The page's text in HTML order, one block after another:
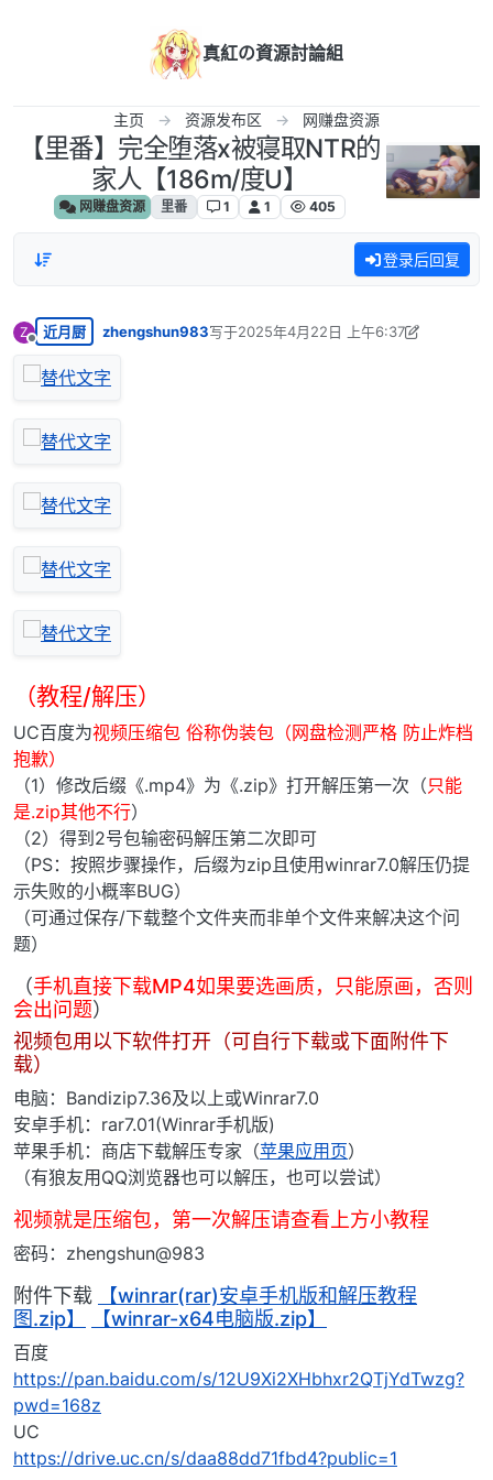
真紅の資源討論組
主页 资源发布区 网赚盘资源
【里番】完全堕落x被寝取NTR的
家人【186m/度U】
网赚盘资源 里番 1 1 405
登录后回复
Z
离线
近月厨 zhengshun983写于2025年4月22日 上午6:37
最后由 zhengshun983 编辑2025年4月22
（教程/解压）
UC百度为视频压缩包 俗称伪装包（网盘检测严格 防止炸档
抱歉）
（1）修改后缀《.mp4》为《.zip》打开解压第一次（只能
是.zip其他不行）
（2）得到2号包输密码解压第二次即可
（PS：按照步骤操作，后缀为zip且使用winrar7.0解压仍提
示失败的小概率BUG）
（可通过保存/下载整个文件夹而非单个文件来解决这个问
题）
（手机直接下载MP4如果要选画质，只能原画，否则
会出问题）
视频包用以下软件打开（可自行下载或下面附件下
载）
电脑：Bandizip7.36及以上或Winrar7.0
安卓手机：rar7.01(Winrar手机版)
苹果手机：商店下载解压专家（苹果应用页）
（有狼友用QQ浏览器也可以解压，也可以尝试）
视频就是压缩包，第一次解压请查看上方小教程
密码：zhengshun@983
附件下载
【winrar(rar)安卓手机版和解压教程
图.zip】
【winrar-x64电脑版.zip】
百度
https://pan.baidu.com/s/12U9Xi2XHbhxr2QTjYdTwzg?
pwd=168z
UC
https://drive.uc.cn/s/daa88dd71fbd4?public=1